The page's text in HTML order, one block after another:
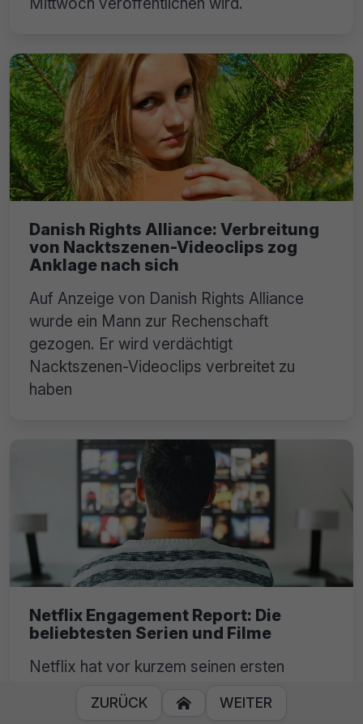
Danish Rights Alliance: Verbreitung
von Nacktszenen-Videoclips zog
Anklage nach sich
Auf Anzeige von Danish Rights Alliance
wurde ein Mann zur Rechenschaft
gezogen. Er wird verdächtigt
Nacktszenen-Videoclips verbreitet zu
haben
Netflix Engagement Report: Die
beliebtesten Serien und Filme
Netflix hat vor kurzem seinen ersten
veröffentlicht, der eine Liste der
ZURÜCK  WEITER